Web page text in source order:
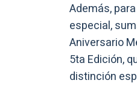
Además,
especial,
Aniversario
5ta Edición,
distinción